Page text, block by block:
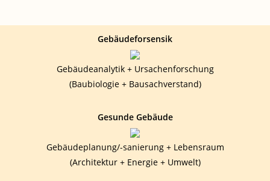
Gebäudeforsensik
Gebäudeanalytik + Ursachenforschung
(Baubiologie + Bausachverstand)
Gesunde Gebäude
Gebäudeplanung/-sanierung + Lebensraum
(Architektur + Energie + Umwelt)